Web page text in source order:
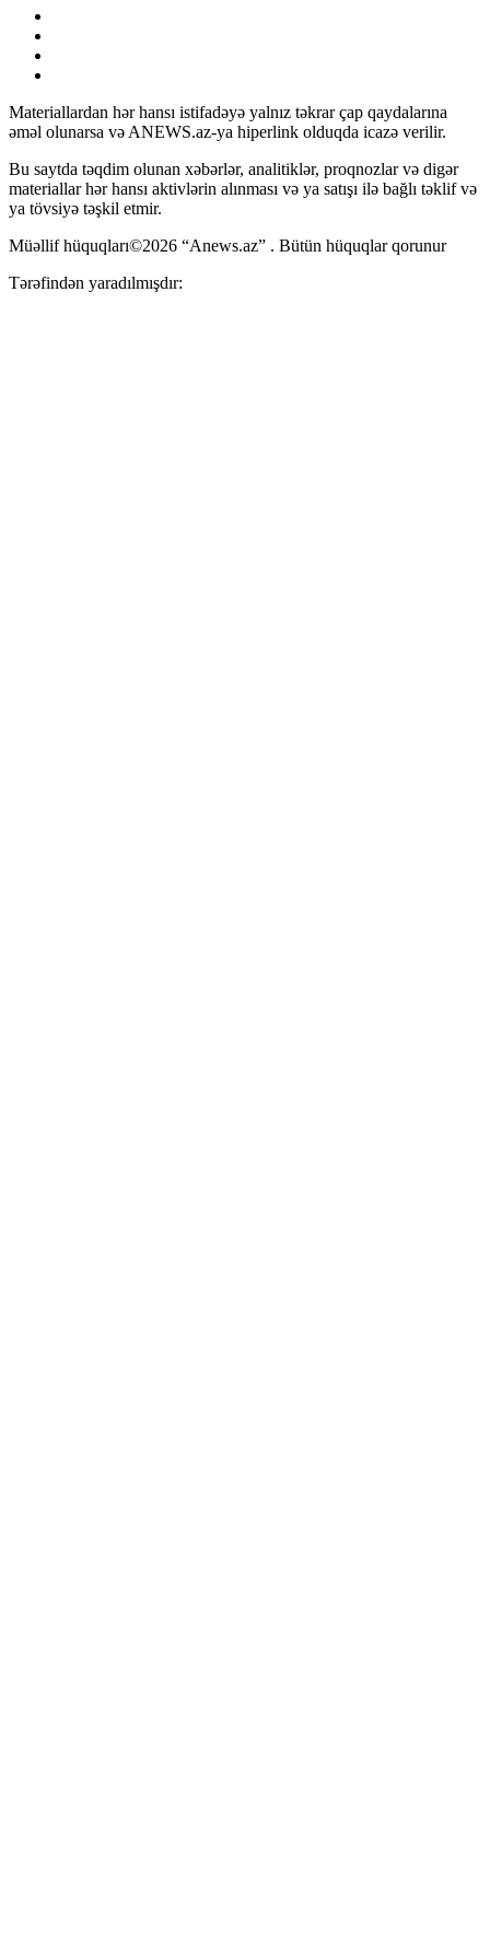
Materiallardan hər hansı istifadəyə yalnız təkrar çap qaydalarına
əməl olunarsa və ANEWS.az-ya hiperlink olduqda icazə verilir.
Bu saytda təqdim olunan xəbərlər, analitiklər, proqnozlar və digər
materiallar hər hansı aktivlərin alınması və ya satışı ilə bağlı təklif və
ya tövsiyə təşkil etmir.
Müəllif hüquqları©2026 “Anews.az” . Bütün hüquqlar qorunur
Tərəfindən yaradılmışdır: